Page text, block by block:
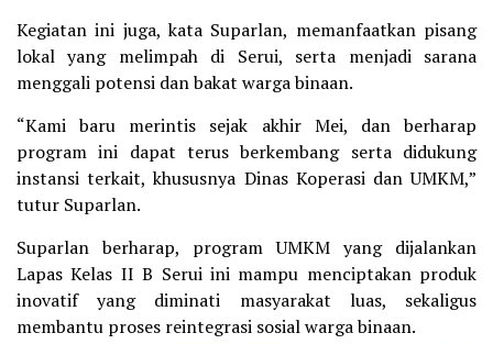
Kegiatan ini juga, kata Suparlan, memanfaatkan pisang
lokal yang melimpah di Serui, serta menjadi sarana
menggali potensi dan bakat warga binaan.
“Kami baru merintis sejak akhir Mei, dan berharap
program ini dapat terus berkembang serta didukung
instansi terkait, khususnya Dinas Koperasi dan UMKM,”
tutur Suparlan.
Suparlan berharap, program UMKM yang dijalankan
Lapas Kelas II B Serui ini mampu menciptakan produk
inovatif yang diminati masyarakat luas, sekaligus
membantu proses reintegrasi sosial warga binaan.